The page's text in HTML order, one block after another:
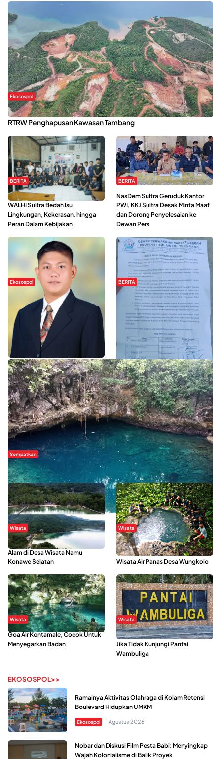
Ekosospol
Kabaena Menanti Kepastian Pemulihan Lingkungan Usai Revisi
RTRW Penghapusan Kawasan Tambang
BERITA
Refleksi Gerakan Perempuan,
WALHI Sultra Bedah Isu
Lingkungan, Kekerasan, hingga
Peran Dalam Kebijakan
BERITA
NasDem Sultra Geruduk Kantor
PWI, KKJ Sultra Desak Minta Maaf
dan Dorong Penyelesaian ke
Dewan Pers
Ekosospol
Slogan Pemberdayaan Lokal
Dinilai Hanya Pemanis, Tokoh
Pemuda Wilalang Kritik Dominasi
Orang Luar
BERITA
Hipmawani Bersama DPRD Sultra
Sepakati RDP Perihal IUP
Pertambangan di Pulau Wawonii
WISATA SULTRA >>
Sempatkan
Danau Rebi-Rebi, Pesona Alam Tersembunyi di Morowali
Wisata
Menikmati Suasana Keindahan
Alam di Desa Wisata Namu
Konawe Selatan
Wisata
Sering Menjadi Tempat Refreshing
Mahasiswa KKN, Yuk Kunjungi
Wisata Air Panas Desa Wungkolo
Wisata
Goa Air Kontamale, Cocok Untuk
Menyegarkan Badan
Wisata
Berkunjung Ke Wakatobi, Nyesal
Jika Tidak Kunjungi Pantai
Wambuliga
EKOSOSPOL>>
Ramainya Aktivitas Olahraga di Kolam Retensi
Boulevard Hidupkan UMKM
Ekosospol 1 Agustus 2026
Nobar dan Diskusi Film Pesta Babi: Menyingkap
Wajah Kolonialisme di Balik Proyek